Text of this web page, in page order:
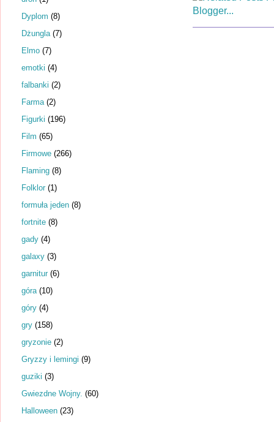
Dyplom (8)
Dżungla (7)
Elmo (7)
emotki (4)
falbanki (2)
Farma (2)
Figurki (196)
Film (65)
Firmowe (266)
Flaming (8)
Folklor (1)
formuła jeden (8)
fortnite (8)
gady (4)
galaxy (3)
garnitur (6)
góra (10)
góry (4)
gry (158)
gryzonie (2)
Gryzzy i lemingi (9)
guziki (3)
Gwiezdne Wojny. (60)
Halloween (23)